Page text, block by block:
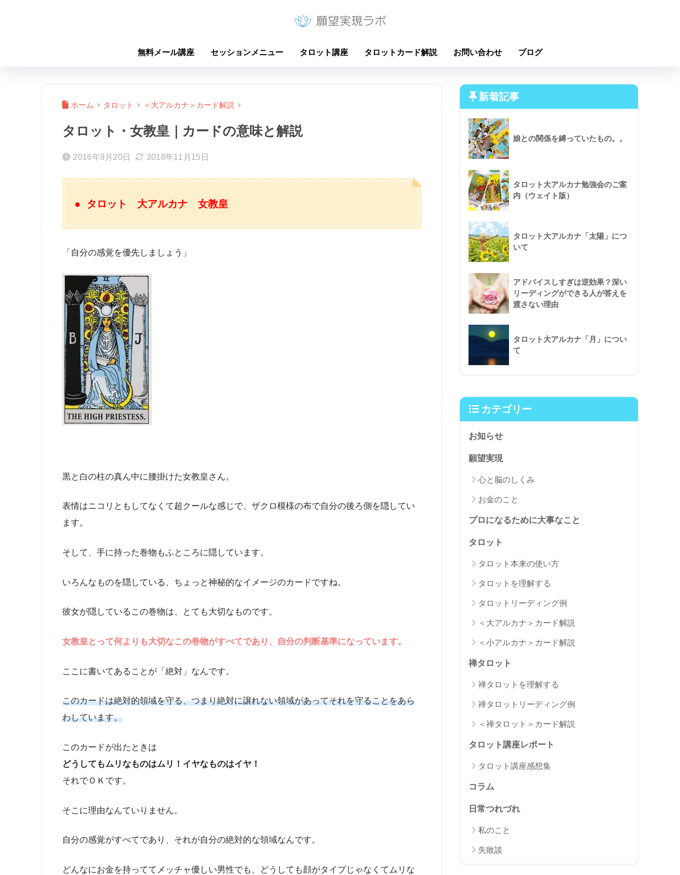
無料メール講座 セッションメニュー タロット講座 タロットカード解説 お問い合わせ ブログ
ホーム タロット ＜大アルカナ＞カード解説
タロット・女教皇｜カードの意味と解説
2016年9月20日 2018年11月15日
● タロット 大アルカナ 女教皇
「自分の感覚を優先しましょう」
黒と白の柱の真ん中に腰掛けた女教皇さん。
表情はニコリともしてなくて超クールな感じで、ザクロ模様の布で自分の後ろ側を隠してい
ます。
そして、手に持った巻物もふところに隠しています。
いろんなものを隠している、ちょっと神秘的なイメージのカードですね。
彼女が隠しているこの巻物は、とても大切なものです。
女教皇とって何よりも大切なこの巻物がすべてであり、自分の判断基準になっています。
ここに書いてあることが「絶対」なんです。
このカードは絶対的領域を守る、つまり絶対に譲れない領域があってそれを守ることをあら
わしています。
このカードが出たときは
どうしてもムリなものはムリ！イヤなものはイヤ！
それでＯＫです。
そこに理由なんていりません。
自分の感覚がすべてであり、それが自分の絶対的な領域なんです。
どんなにお金を持っててメッチャ優しい男性でも、どうしても顔がタイプじゃなくてムリな
新着記事
娘との関係を縛っていたもの。。
タロット大アルカナ勉強会のご案
内（ウェイト版）
タロット大アルカナ「太陽」につ
いて
アドバイスしすぎは逆効果？深い
リーディングができる人が答えを
渡さない理由
タロット大アルカナ「月」につい
て
カテゴリー
お知らせ
願望実現
心と脳のしくみ
お金のこと
プロになるために大事なこと
タロット
タロット本来の使い方
タロットを理解する
タロットリーディング例
＜大アルカナ＞カード解説
＜小アルカナ＞カード解説
禅タロット
禅タロットを理解する
禅タロットリーディング例
＜禅タロット＞カード解説
タロット講座レポート
タロット講座感想集
コラム
日常つれづれ
私のこと
失敗談